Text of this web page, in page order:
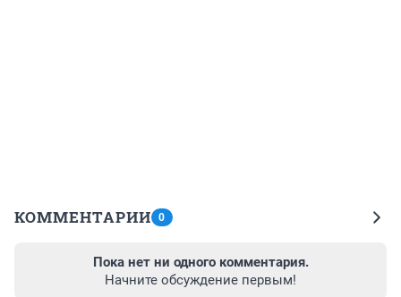
КОММЕНТАРИИ 0
Пока нет ни одного комментария.
Начните обсуждение первым!